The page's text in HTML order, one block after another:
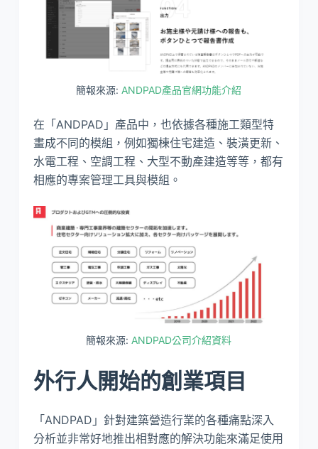
簡報來源: ANDPAD產品官網功能介紹
在「ANDPAD」產品中，也依據各種施工類型特
畫成不同的模組，例如獨棟住宅建造、裝潢更新、
水電工程、空調工程、大型不動產建造等等，都有
相應的專案管理工具與模組。
簡報來源: ANDPAD公司介紹資料
外行人開始的創業項目
「ANDPAD」針對建築營造行業的各種痛點深入
分析並非常好地推出相對應的解決功能來滿足使用